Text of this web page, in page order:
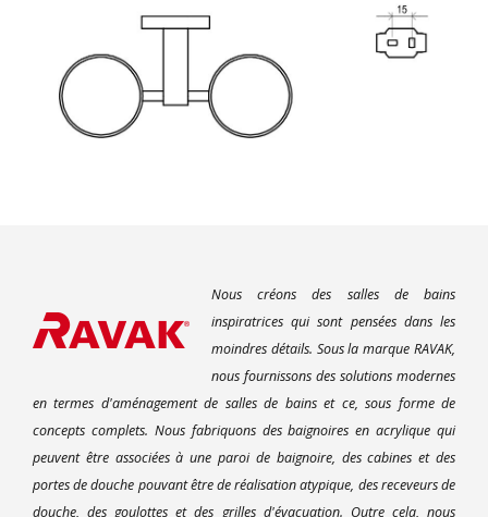
Nous créons des salles de bains
inspiratrices qui sont pensées dans les
moindres détails. Sous la marque RAVAK,
nous fournissons des solutions modernes
en termes d'aménagement de salles de bains et ce, sous forme de
concepts complets. Nous fabriquons des baignoires en acrylique qui
peuvent être associées à une paroi de baignoire, des cabines et des
portes de douche pouvant être de réalisation atypique, des receveurs de
douche, des goulottes et des grilles d'évacuation. Outre cela, nous